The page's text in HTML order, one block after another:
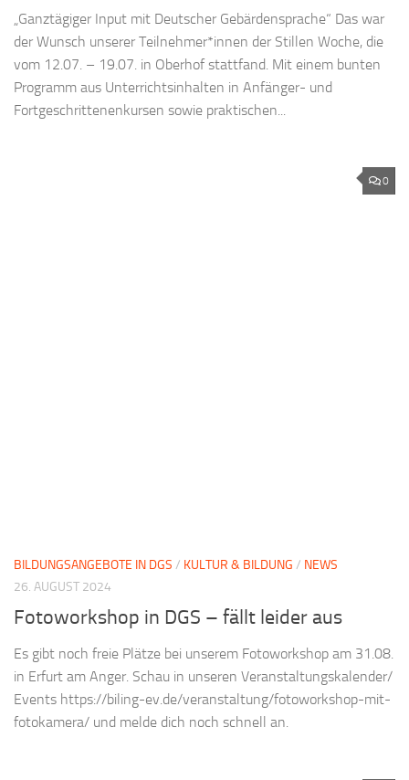
„Ganztägiger Input mit Deutscher Gebärdensprache“ Das war
der Wunsch unserer Teilnehmer*innen der Stillen Woche, die
vom 12.07. – 19.07. in Oberhof stattfand. Mit einem bunten
Programm aus Unterrichtsinhalten in Anfänger- und
Fortgeschrittenenkursen sowie praktischen...
0
BILDUNGSANGEBOTE IN DGS / KULTUR & BILDUNG / NEWS
26. AUGUST 2024
Fotoworkshop in DGS – fällt leider aus
Es gibt noch freie Plätze bei unserem Fotoworkshop am 31.08.
in Erfurt am Anger. Schau in unseren Veranstaltungskalender/
Events https://biling-ev.de/veranstaltung/fotoworkshop-mit-
fotokamera/ und melde dich noch schnell an.